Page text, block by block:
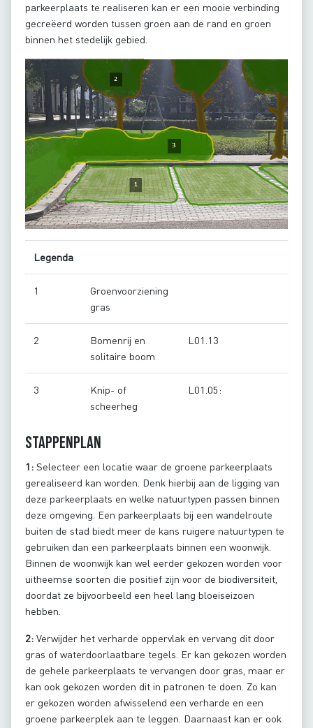
parkeerplaats te realiseren kan er een mooie verbinding
gecreëerd worden tussen groen aan de rand en groen
binnen het stedelijk gebied.
Legenda
1
Groenvoorziening
gras
2
Bomenrij en
solitaire boom
L01.13
3
Knip- of
scheerheg
L01.05:
Stappenplan
1: Selecteer een locatie waar de groene parkeerplaats
gerealiseerd kan worden. Denk hierbij aan de ligging van
deze parkeerplaats en welke natuurtypen passen binnen
deze omgeving. Een parkeerplaats bij een wandelroute
buiten de stad biedt meer de kans ruigere natuurtypen te
gebruiken dan een parkeerplaats binnen een woonwijk.
Binnen de woonwijk kan wel eerder gekozen worden voor
uitheemse soorten die positief zijn voor de biodiversiteit,
doordat ze bijvoorbeeld een heel lang bloeiseizoen
hebben.
2: Verwijder het verharde oppervlak en vervang dit door
gras of waterdoorlaatbare tegels. Er kan gekozen worden
de gehele parkeerplaats te vervangen door gras, maar er
kan ook gekozen worden dit in patronen te doen. Zo kan
er gekozen worden afwisselend een verharde en een
groene parkeerplek aan te leggen. Daarnaast kan er ook